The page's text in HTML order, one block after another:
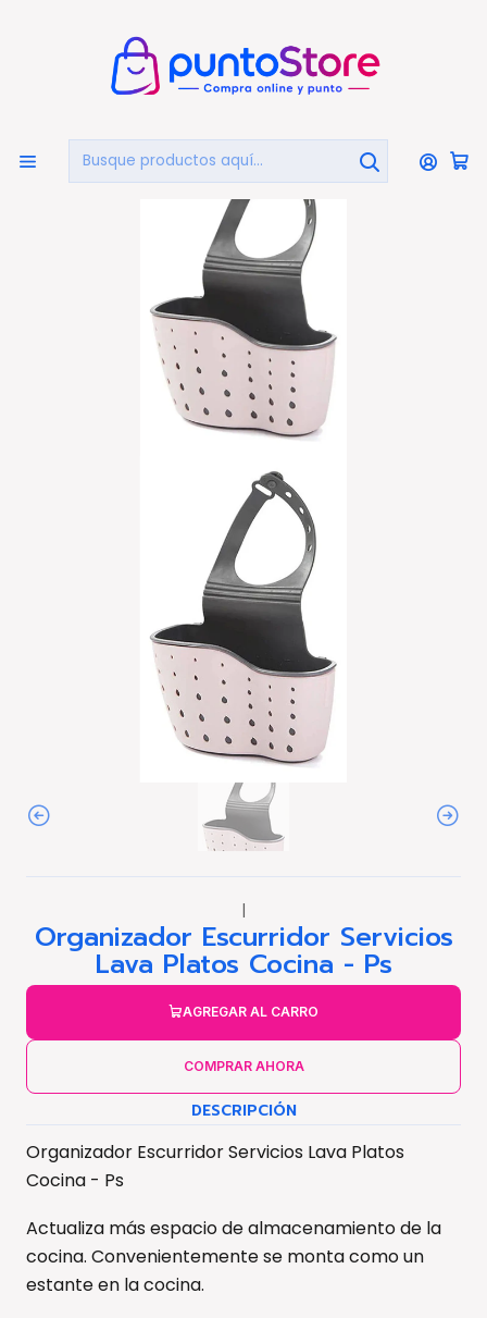
HOGAR Y DECORACIÓN Seca Platos Y Accesorios
Organizador Escurridor Servicios Lava Platos Cocina -
Ps
|
Organizador Escurridor Servicios
Lava Platos Cocina - Ps
AGREGAR AL CARRO
COMPRAR AHORA
DESCRIPCIÓN
Organizador Escurridor Servicios Lava Platos
Cocina - Ps
Actualiza más espacio de almacenamiento de la
cocina. Convenientemente se monta como un
estante en la cocina.